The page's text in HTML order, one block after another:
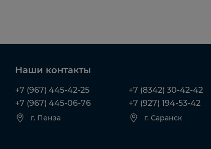
Наши контакты
+7 (967) 445-42-25
+7 (967) 445-06-76
г. Пенза
+7 (8342) 30-42-42
+7 (927) 194-53-42
г. Саранск